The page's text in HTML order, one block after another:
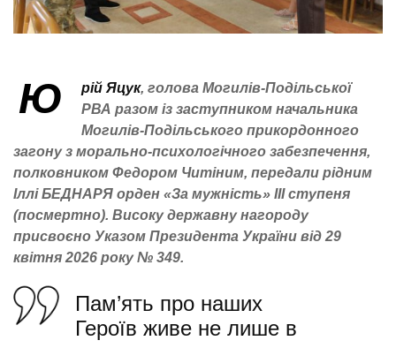
Ю рій Яцук, голова Могилів-Подільської
РВА разом із заступником начальника
Могилів-Подільського прикордонного
загону з морально-психологічного забезпечення,
полковником Федором Читіним, передали рідним
Іллі БЕДНАРЯ орден «За мужність» ІІІ ступеня
(посмертно). Високу державну нагороду
присвоєно Указом Президента України від 29
квітня 2026 року № 349.
Пам’ять про наших
Героїв живе не лише в